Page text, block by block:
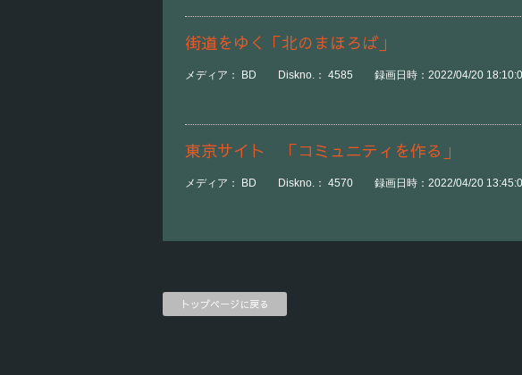
街道をゆく「北のまほろば」
メディア： BD Diskno.： 4585 録画日時：2022/04/20
東京サイト 「コミュニティを作る」
メディア： BD Diskno.： 4570 録画日時：2022/04/20
トップページに戻る